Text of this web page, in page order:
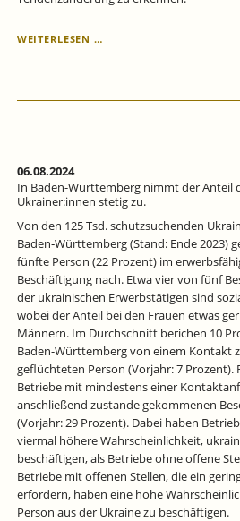
WEITERLESEN …KONJUNKTUR
DER
DAS
3.
2024.
06.08.2024
In Baden-Württemberg nimmt der Anteil
Ukrainer:innen stetig zu.
Von den 125 Tsd. schutzsuchenden
Baden‑Württemberg (Stand: Ende 2023)
fünfte Person (22 Prozent) im
Beschäftigung nach. Etwa vier von fünf
der ukrainischen Erwerbstätigen sind
wobei der Anteil bei den Frauen etwas
Männern. Im Durchschnitt berichen 10
Baden-Württemberg von einem Kontakt
geflüchteten Person (Vorjahr: 7 Prozent).
Betriebe mit mindestens einer
anschließend zustande gekommenen
(Vorjahr: 29 Prozent). Dabei haben
viermal höhere Wahrscheinlichkeit,
beschäftigen, als Betriebe ohne offene
Betriebe mit offenen Stellen, die ein
erfordern, haben eine hohe
Person aus der Ukraine zu beschäftigen.